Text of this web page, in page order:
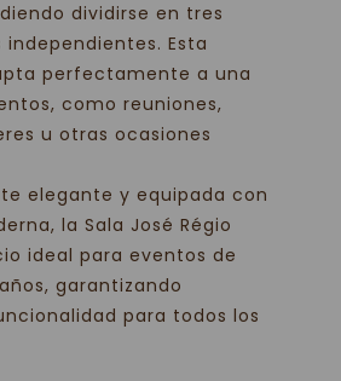
dividirse en tres
independientes. Esta
perfectamente a una
como reuniones,
u otras ocasiones
elegante y equipada con
la Sala José Régio
ideal para eventos de
garantizando
para todos los